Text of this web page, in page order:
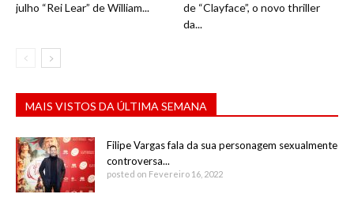
julho “Rei Lear” de William...
de “Clayface”, o novo thriller
da...
MAIS VISTOS DA ÚLTIMA SEMANA
Filipe Vargas fala da sua personagem sexualmente
controversa...
posted on Fevereiro 16, 2022